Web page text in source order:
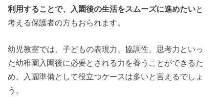
利用することで、入園後の生活をスムーズに進めたいと
考える保護者の方もおられます。
幼児教室では、子どもの表現力、協調性、思考力といっ
た幼稚園入園後に必要とされる力を養うことができるた
め、入園準備として役立つケースは多いと言えるでしょ
う。